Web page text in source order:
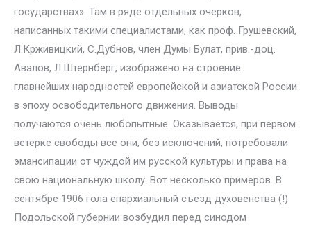
государствах». Там в ряде отдельных очерков,
написанных такими специалистами, как проф. Грушевский,
Л.Крживицкий, С.Дубнов, член Думы Булат, прив.-доц.
Авалов, Л.Штернберг, изображено на строение
главнейших народностей европейской и азиатской России
в эпоху освободительного движения. Выводы
получаются очень любопытные. Оказывается, при первом
ветерке свободы все они, без исключений, потребовали
эмансипации от чуждой им русской культуры и права на
свою национальную школу. Вот несколько примеров. В
сентябре 1906 гола епархиальный съезд духовенства (!)
Подольской губернии возбудил перед синодом